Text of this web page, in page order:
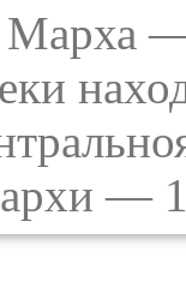
—
—